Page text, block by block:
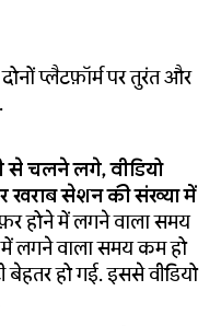
प्लैटफ़ॉर्म पर तुरंत और
से चलने लगे, वीडियो
खराब सेशन की संख्या में
होने में लगने वाला समय
लगने वाला समय कम हो
बेहतर हो गई. इससे वीडियो